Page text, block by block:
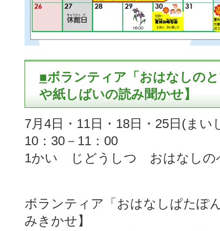
■ボランティア「おはなしの
や紙しばいの読み聞かせ】
7月4日・11日・18日・25日(ま
10：30－11：00
1かい じどうしつ おはなしの
ボランティア「おはなしぱたぽ
みきかせ】